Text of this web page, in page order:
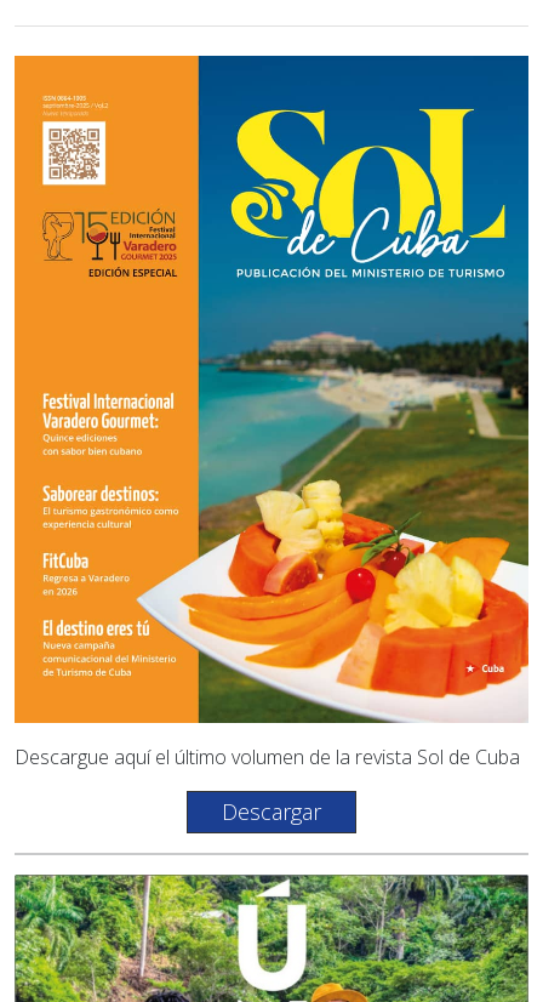
Descargue aquí el último volumen de la revista Sol de Cuba
Descargar